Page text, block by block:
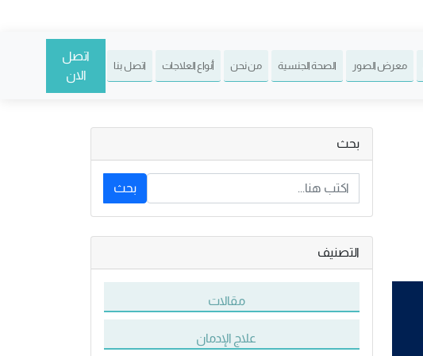
معرض الصور الصحة الجنسية من نحن أنواع العلاجات اتصل بنا
اتصل
الان
بحث
بحث
التصنيف
مقالات
علاج الإدمان